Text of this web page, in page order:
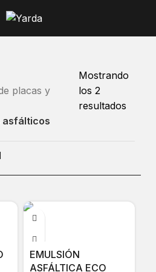
placas y
asfálticos
Mostrando
los 2
resultados
EMULSIÓN
ASFÁLTICA ECO